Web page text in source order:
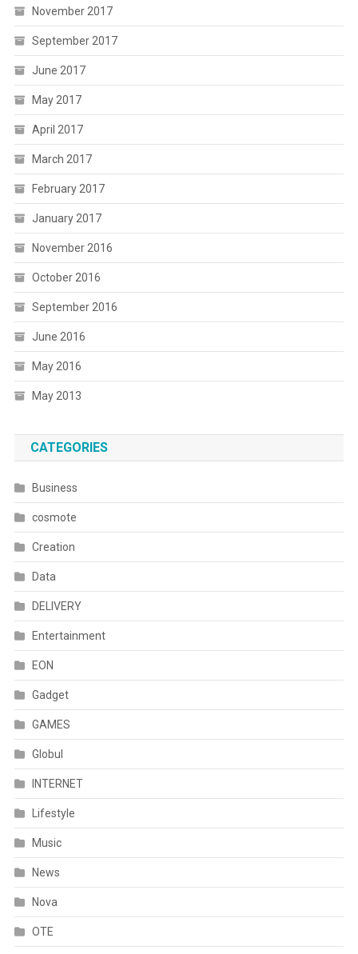
November 2017
September 2017
June 2017
May 2017
April 2017
March 2017
February 2017
January 2017
November 2016
October 2016
September 2016
June 2016
May 2016
May 2013
CATEGORIES
Business
cosmote
Creation
Data
DELIVERY
Entertainment
EON
Gadget
GAMES
Globul
INTERNET
Lifestyle
Music
News
Nova
OTE